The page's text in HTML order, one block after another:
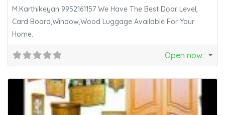
M.Karthikeyan 9952161157 We Have The Best Door Level,
Card Board,Window,Wood Luggage Available For Your
Home.
Open now: